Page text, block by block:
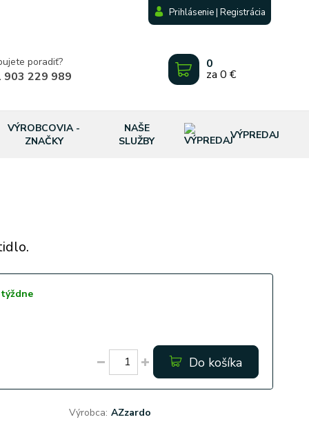
Prihlásenie | Registrácia
poradiť?
903 229 989
0
za 0 €
VÝROBCOVIA -
ZNAČKY
NAŠE
SLUŽBY
VÝPREDAJ
Do košíka
Výrobca: AZzardo